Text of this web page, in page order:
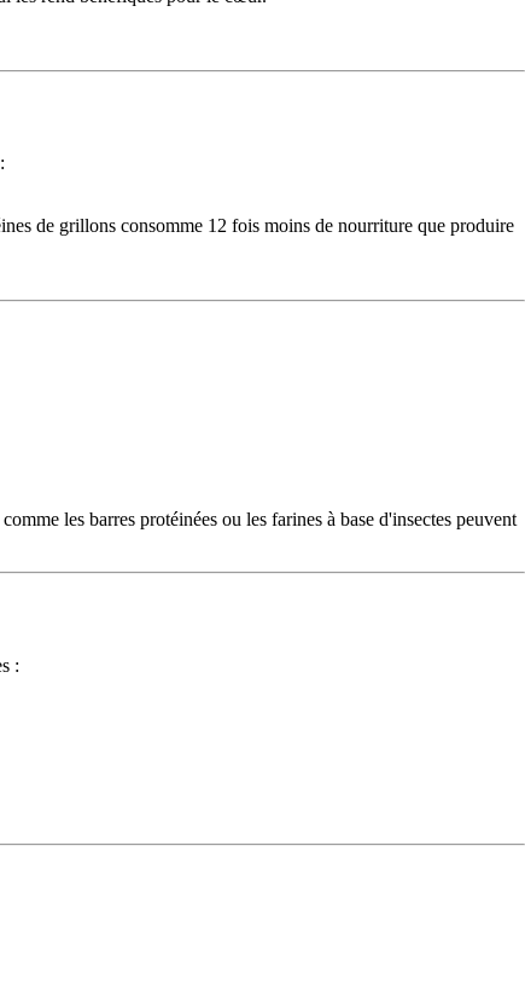
de grillons consomme 12 fois moins de nourriture que produire
les barres protéinées ou les farines à base d'insectes peuvent
: